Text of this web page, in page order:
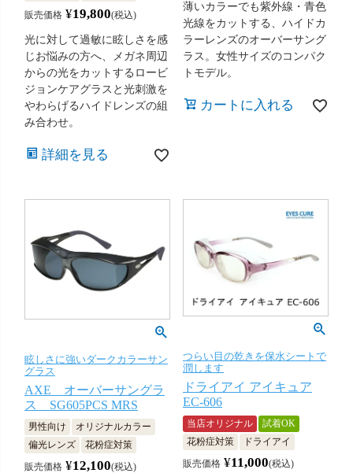
販売価格 ¥19,800 税込
光に対して過敏に眩しさを感
じお悩みの方へ、メガネ周辺
からの光をカットするロービ
ジョンケアグラスと光刺激を
やわらげるハイドレンズの組
み合わせ。
詳細を見る
薄いカラーでも紫外線・青色
光線をカットする、ハイドカ
ラーレンズのオーバーサング
ラス。女性サイズのコンパク
トモデル。
カートに入れる
眩しさに強いダークカラーサン
グラス
AXE オーバーサングラ
ス SG605PCS MRS
男性向け
オリジナルカラー
偏光レンズ
花粉症対策
販売価格 ¥12,100 税込
つらい目の乾きを保水シートで
潤します
ドライアイ アイキュア
EC-606
当店オリジナル
試着OK
花粉症対策
ドライアイ
販売価格 ¥11,000 税込